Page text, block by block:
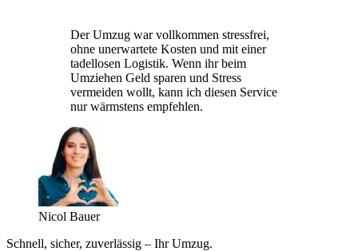
Der Umzug war vollkommen stressfrei,
ohne unerwartete Kosten und mit einer
tadellosen Logistik. Wenn ihr beim
Umziehen Geld sparen und Stress
vermeiden wollt, kann ich diesen Service
nur wärmstens empfehlen.
Nicol Bauer
Schnell, sicher, zuverlässig – Ihr Umzug.